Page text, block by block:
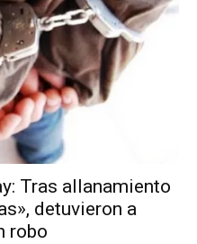
Tras allanamiento
detuvieron a
robo